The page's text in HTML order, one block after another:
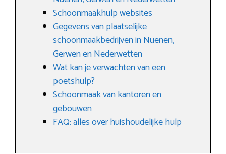
Schoonmaakhulp websites
Gegevens van plaatselijke
schoonmaakbedrijven in Nuenen,
Gerwen en Nederwetten
Wat kan je verwachten van een
poetshulp?
Schoonmaak van kantoren en
gebouwen
FAQ: alles over huishoudelijke hulp